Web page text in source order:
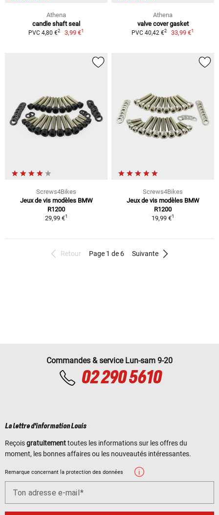
Athena
candle shaft seal
PVC 4,80 €2 3,99 €1
Athena
valve cover gasket
PVC 40,42 €2 33,99 €1
Screws4Bikes
Jeux de vis modèles BMW
R1200
29,99 €1
Screws4Bikes
Jeux de vis modèles BMW
R1200
19,99 €1
Retour Page 1 de 6 Suivante
Commandes & service Lun-sam 9-20
02 290 5610
La lettre d'information Louis
Reçoisgratuitementtoutes les informations sur les offres du
moment, les bonnes affaires ou les nouveautés intéressantes.
Remarque concernant la protection des données
Ton adresse e-mail